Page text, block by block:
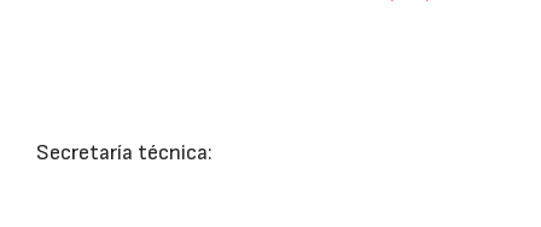
Secretaría técnica: